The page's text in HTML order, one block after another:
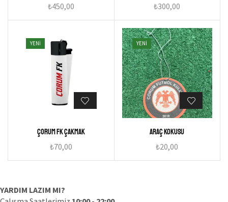
₺450,00 ₺300,00
YENI
Çorum FK Çakmak
₺70,00
YENI
Araç Kokusu
₺20,00
YARDIM LAZIM MI?